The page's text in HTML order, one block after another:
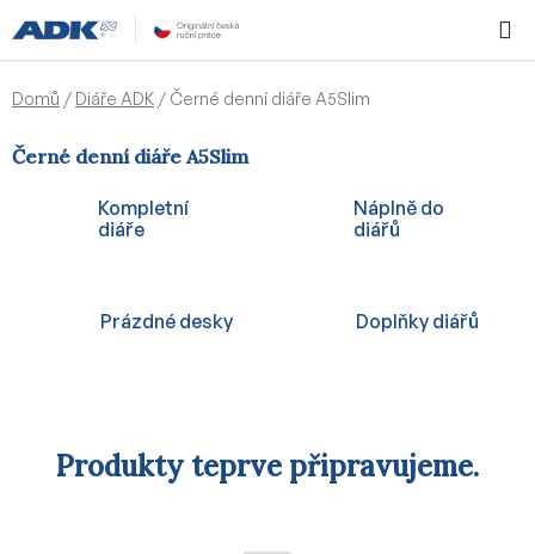
na
obsah
KOŠÍK
Domů / Diáře ADK / Černé denní diáře A5Slim
Černé denní diáře A5Slim
Kompletní
diáře
Náplně do
diářů
Prázdné desky Doplňky diářů
Produkty teprve připravujeme.